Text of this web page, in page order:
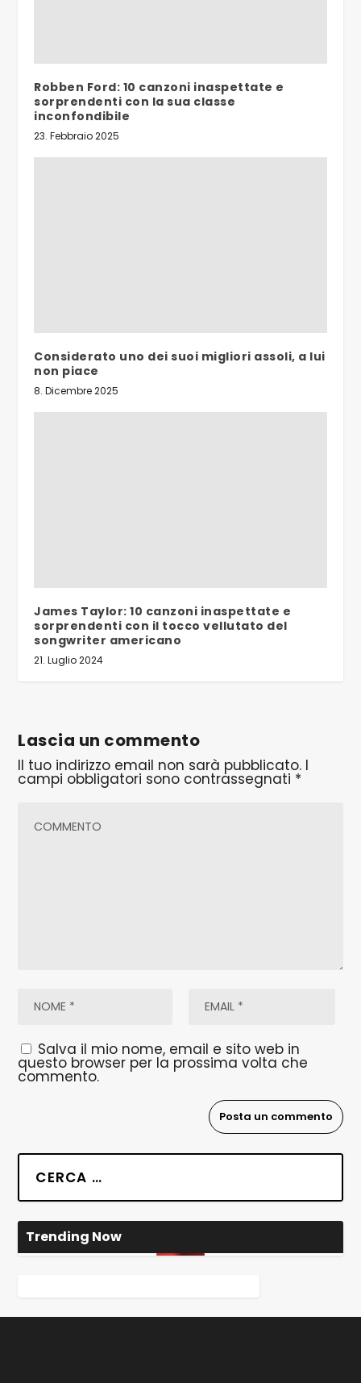
Robben Ford: 10 canzoni inaspettate e
sorprendenti con la sua classe
inconfondibile
23. Febbraio 2025
Considerato uno dei suoi migliori assoli, a lui
non piace
8. Dicembre 2025
James Taylor: 10 canzoni inaspettate e
sorprendenti con il tocco vellutato del
songwriter americano
21. Luglio 2024
Lascia un commento
Il tuo indirizzo email non sarà pubblicato. I
campi obbligatori sono contrassegnati *
Salva il mio nome, email e sito web in
questo browser per la prossima volta che
commento.
Trending Now